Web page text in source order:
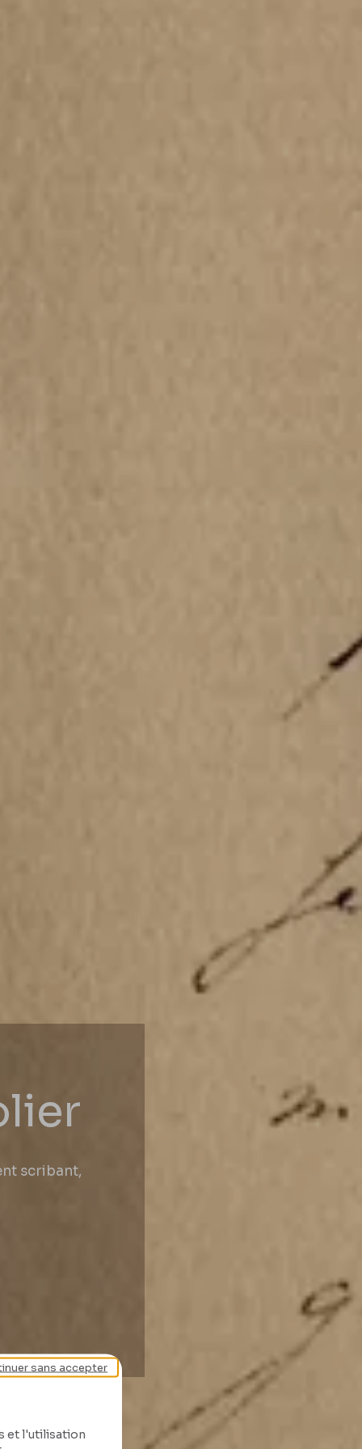
scribant,
et l'utilisation
sans accepter